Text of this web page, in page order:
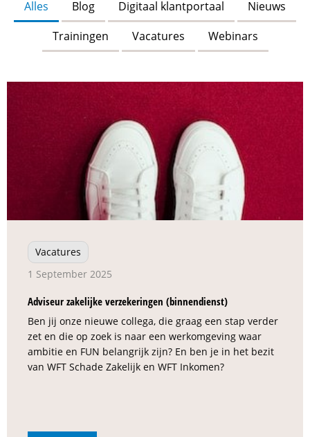
Alles Blog Digitaal klantportaal
Nieuws
Trainingen
Vacatures Webinars
Vacatures
1 September 2025
Adviseur zakelijke verzekeringen (binnendienst)
Ben jij onze nieuwe collega, die graag een stap verder
zet en die op zoek is naar een werkomgeving waar
ambitie en FUN belangrijk zijn? En ben je in het bezit
van WFT Schade Zakelijk en WFT Inkomen?